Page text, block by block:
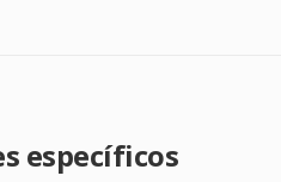
específicos